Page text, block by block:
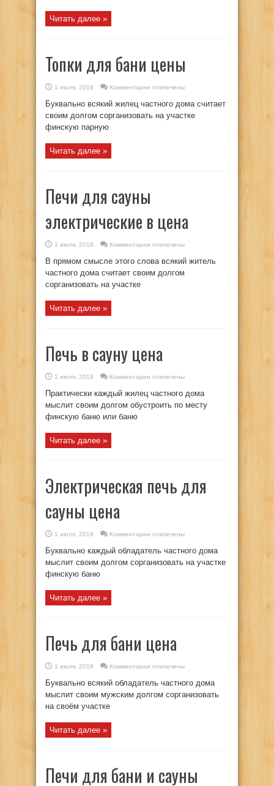
Читать далее »
Топки для бани цены
1 июля, 2019 Комментарии
для
бани
цены
отключены
Буквально всякий жилец частного дома считает
своим долгом сорганизовать на участке
финскую парную
Читать далее »
Печи для сауны
электрические в цена
1 июля, 2019 Комментарии
для
сауны
электрические
отключены
В прямом смысле этого слова всякий житель
частного дома считает своим долгом
сорганизовать на участке
Читать далее »
Печь в сауну цена
1 июля, 2019 Комментарии
в
сауну
цена
отключены
Практически каждый жилец частного дома
мыслит своим долгом обустроить по месту
финскую баню или баню
Читать далее »
Электрическая печь для
сауны цена
1 июля, 2019 Комментарии
печь
для
сауны
отключены
Буквально каждый обладатель частного дома
мыслит своим долгом сорганизовать на участке
финскую баню
Читать далее »
Печь для бани цена
1 июля, 2019 Комментарии
для
бани
цена
отключены
Буквально всякий обладатель частного дома
мыслит своим мужским долгом сорганизовать
на своём участке
Читать далее »
Печи для бани и сауны